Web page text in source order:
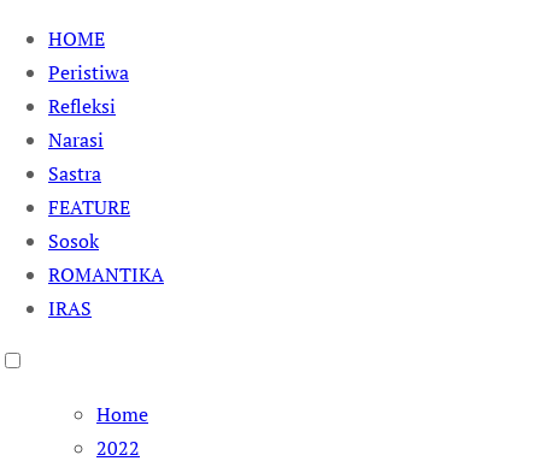
HOME
Peristiwa
Refleksi
Narasi
Sastra
FEATURE
Sosok
ROMANTIKA
IRAS
Home
2022